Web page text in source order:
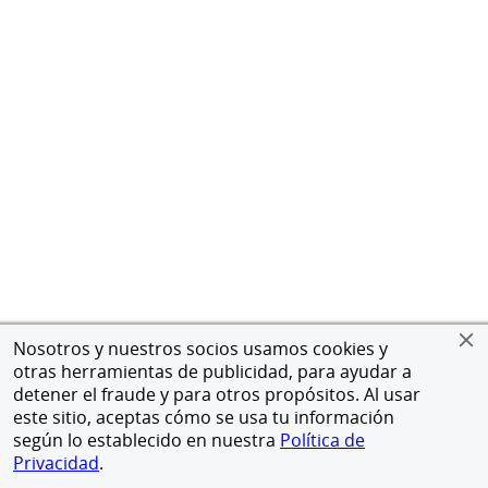
Nosotros y nuestros socios usamos cookies y
otras herramientas de publicidad, para ayudar a
detener el fraude y para otros propósitos. Al usar
este sitio, aceptas cómo se usa tu información
según lo establecido en nuestra Política de
Privacidad.